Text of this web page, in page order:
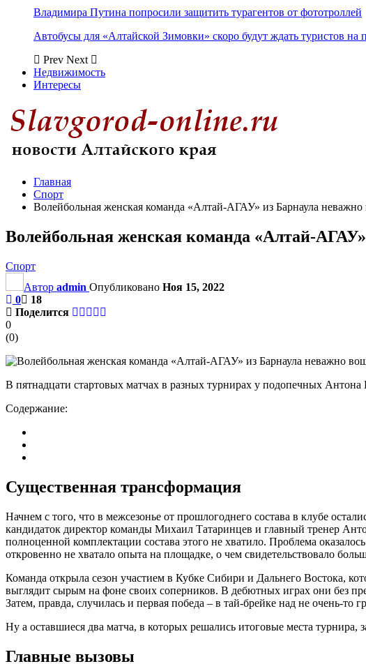
Владимира Путина попросили защитить турагентов от фототроллей
Автобусы для «Алтайской Зимовки» скоро будут ждать туристов на
Prev Next
Недвижимость
Интересы
Главная
Спорт
Волейбольная женская команда «Алтай-АГАУ» из Барнаула
Волейбольная женская команда «Алтай-
Спорт
Автор admin Опубликовано Ноя 15, 2022
0
18
Поделится
0
(0)
В пятнадцати стартовых матчах в разных турнирах у подопечных
Содержание:
Существенная трансформация
Начнем с того, что в межсезонье от прошлогоднего состава в клубе
кандидаток директор команды Михаил Татаринцев и главный тренер
полноценной комплектации состава этого не хватило. Проблема
откровенно не хватало опыта на площадке, о чем свидетельствовало
Команда открыла сезон участием в Кубке Сибири и Дальнего Востока,
выглядит сырым на фоне своих соперников. В дебютных играх они без
Затем, правда, случилась и первая победа – в тай-брейке над не очень-то
Ну а оставшиеся два матча, в которых решались итоговые места турнира,
Главные вызовы